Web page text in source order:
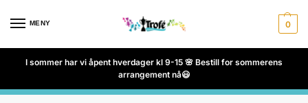
MENY 0
I sommer har vi åpent hverdager kl 9-15 🌸 Bestill for sommerens
arrangement nå😃